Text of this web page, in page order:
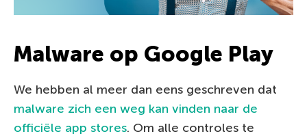
Malware op Google Play
We hebben al meer dan eens geschreven dat
malware zich een weg kan vinden naar de
officiële app stores. Om alle controles te